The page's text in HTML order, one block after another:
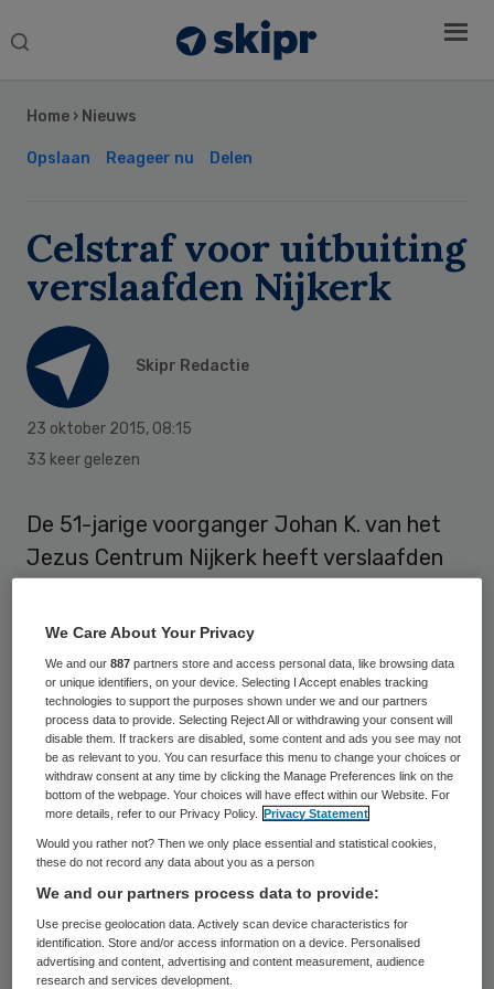
Search
Home › Nieuws
Opslaan Reageer nu Delen
Celstraf voor uitbuiting
verslaafden Nijkerk
Skipr Redactie
23 oktober 2015, 08:15
33 keer gelezen
De 51-jarige voorganger Johan K. van het
Jezus Centrum Nijkerk heeft verslaafden
stichting Intro. Hij bracht ze in een
volstrekt afhankelijke positie en liet ze bij
wijze van dagbesteding zwaar werk doen in
zijn fabriek Terra BV, waar aanrechtbladen
werden gemaakt. Dat vindt de rechtbank in
Arnhem bewezen, die K. vrijdag wegens
mensenhandel en faillissementsfraude
heeft veroordeeld tot 18 maanden cel,
waarvan 8 maanden voorwaardelijk.
Pgb-fraude
Sidebar
We Care About Your Privacy
We and our887 partners store and access personal data, like browsing data
or unique identifiers, on your device. Selecting I Accept enables tracking
technologies to support the purposes shown under we and our partners
process data to provide. Selecting Reject All or withdrawing your consent will
disable them. If trackers are disabled, some content and ads you see may not
be as relevant to you. You can resurface this menu to change your choices or
withdraw consent at any time by clicking the Manage Preferences link on the
bottom of the webpage. Your choices will have effect within our Website. For
more details, refer to our Privacy Policy.
Privacy Statement
Would you rather not? Then we only place essential and statistical cookies,
these do not record any data about you as a person
We and our partners process data to provide:
Use precise geolocation data. Actively scan device characteristics for
identification. Store and/or access information on a device. Personalised
advertising and content, advertising and content measurement, audience
research and services development.